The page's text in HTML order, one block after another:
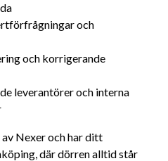
och
och korrigerande
leverantörer och interna
Nexer och har ditt
där dörren alltid står